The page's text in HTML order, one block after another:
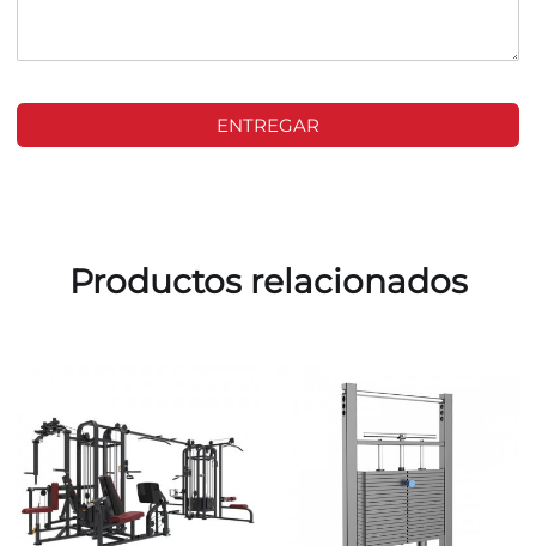
ENTREGAR
Productos relacionados